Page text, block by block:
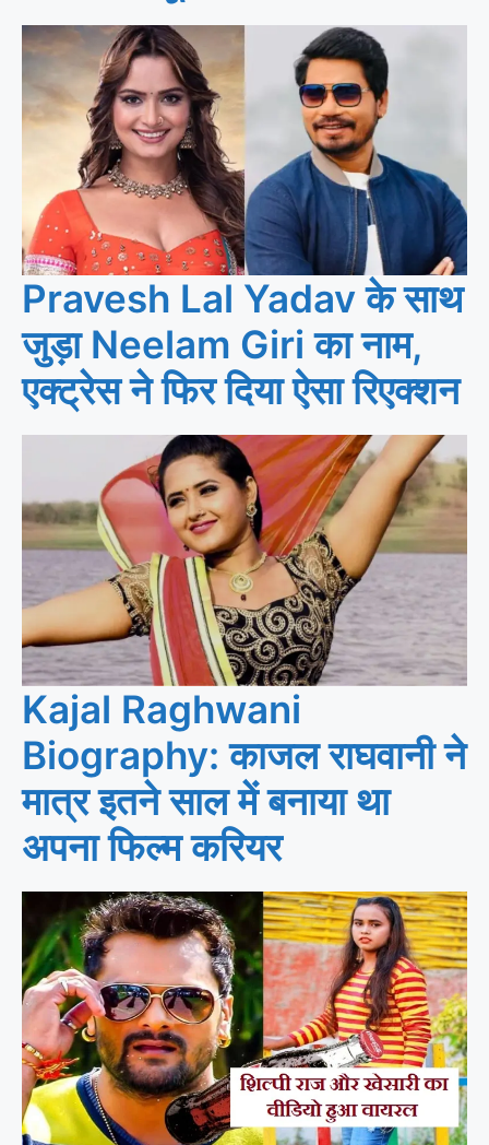
Pravesh Lal Yadav के साथ
जुड़ा Neelam Giri का नाम,
एक्ट्रेस ने फिर दिया ऐसा रिएक्शन
Kajal Raghwani
Biography: काजल राघवानी ने
मात्र इतने साल में बनाया था
अपना फिल्म करियर